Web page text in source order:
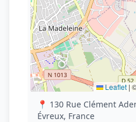
Leaflet |
📍 130 Rue Clément
Évreux, France